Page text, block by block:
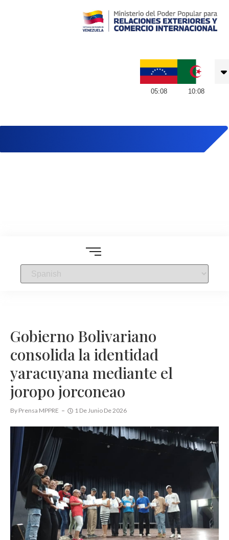
05:08 10:08
Gobierno Bolivariano
consolida la identidad
yaracuyana mediante el
joropo jorconeao
By Prensa MPPRE 1 De Junio De 2026